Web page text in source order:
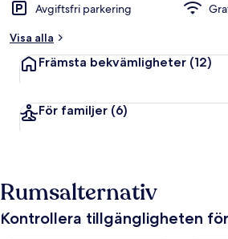
Avgiftsfri parkering
Visa alla
Främsta bekvämligheter (12)
För familjer (6)
Rumsalternativ
Kontrollera tillgängligheten